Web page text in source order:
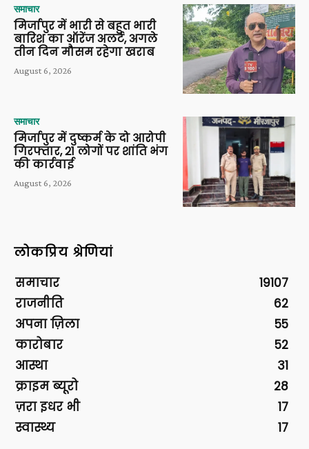
समाचार
मिर्जापुर में भारी से बहुत भारी
बारिश का ऑरेंज अलर्ट, अगले
तीन दिन मौसम रहेगा खराब
August 6, 2026
समाचार
मिर्जापुर में दुष्कर्म के दो आरोपी
गिरफ्तार, 21 लोगों पर शांति भंग
की कार्रवाई
August 6, 2026
लोकप्रिय श्रेणियां
समाचार
19107
राजनीति
62
अपना ज़िला
55
कारोबार
52
आस्था
31
क्राइम ब्यूरो
28
ज़रा इधर भी
17
स्वास्थ्य
17